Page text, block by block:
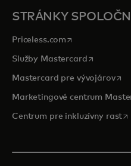
STRÁNKY
Priceless.com opens in a new
Služby Mastercardopens in a
Mastercard pre vývojárov
Marketingové centrum
Centrum pre inkluzívny rast